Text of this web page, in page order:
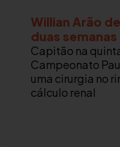
Willian Arão
duas semanas
Capitão na
Campeonato
uma cirurgia no
cálculo renal